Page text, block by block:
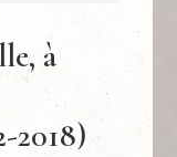
à
2018)